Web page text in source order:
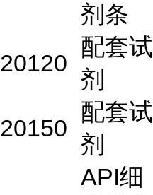
剂条
20120
配套试
剂
20150
配套试
剂
API细